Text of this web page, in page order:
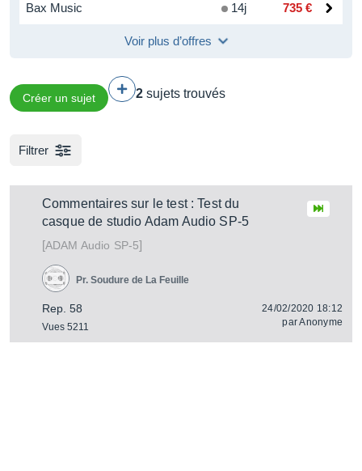
Bax Music 14j 735 €
Voir plus d’offres
Créer un sujet 2 sujets trouvés
Filtrer
Commentaires sur le test : Test du
casque de studio Adam Audio SP-5
[ADAM Audio SP-5]
Rep. 58
Vues 5211
Pr. Soudure de La Feuille
24/02/2020 18:12
parAnonyme